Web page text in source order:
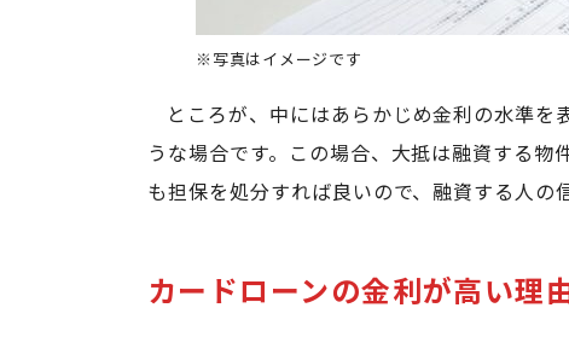
※写真はイメージです
ところが、中にはあらかじめ金利の水準を
うな場合です。この場合、大抵は融資する
も担保を処分すれば良いので、融資する人の
カードローンの金利が高い理